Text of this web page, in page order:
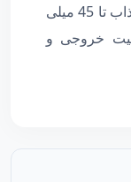
استفاده می‌شود که ناخالصی‌ها را از مذاب تا 45 میلی
خروجی و